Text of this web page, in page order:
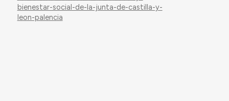
bienestar-social-de-la-junta-de-castilla-y-
leon-palencia